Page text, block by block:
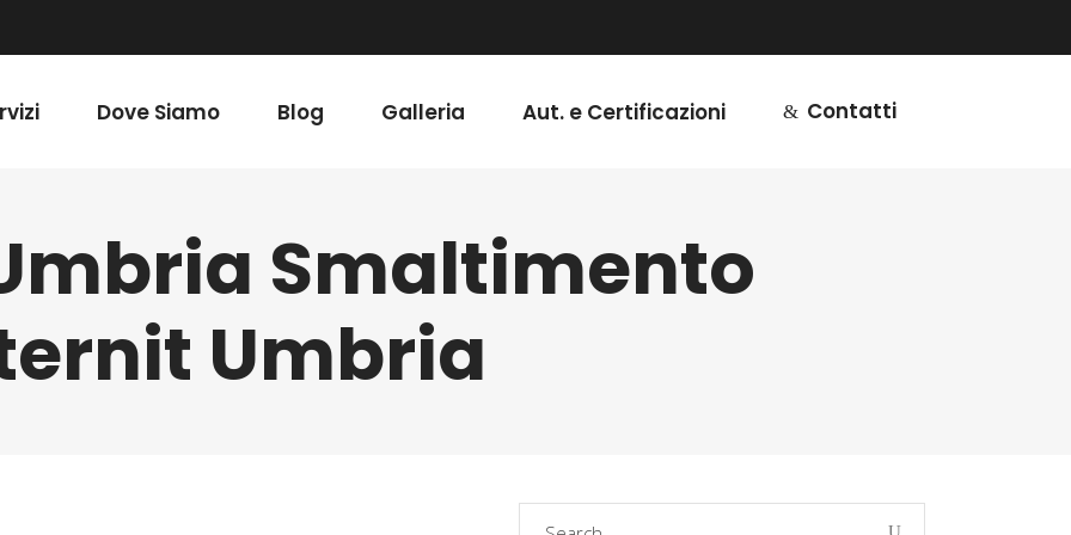
Dove Siamo Blog Galleria Aut. e Certificazioni Contatti
Smaltimento
Umbria